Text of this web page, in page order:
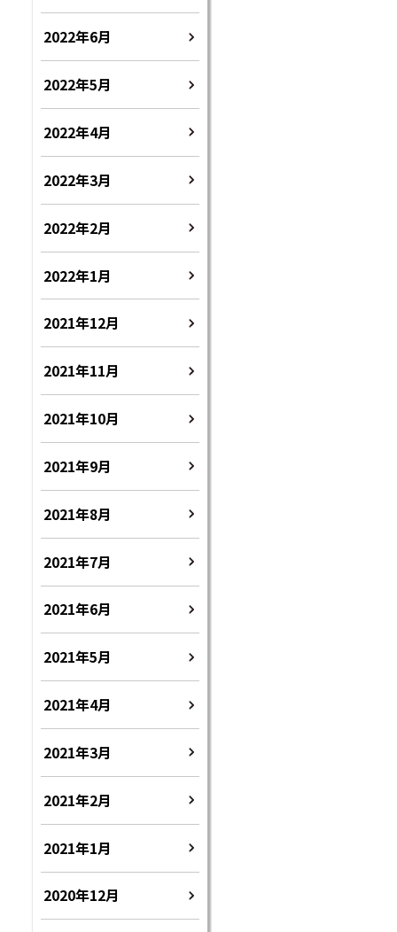
2022年6月
2022年5月
2022年4月
2022年3月
2022年2月
2022年1月
2021年12月
2021年11月
2021年10月
2021年9月
2021年8月
2021年7月
2021年6月
2021年5月
2021年4月
2021年3月
2021年2月
2021年1月
2020年12月